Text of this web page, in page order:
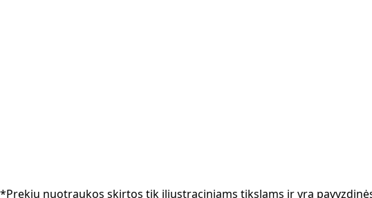
*Prekių nuotraukos skirtos tik iliustraciniams tikslams ir yra